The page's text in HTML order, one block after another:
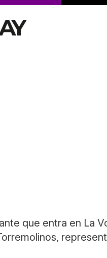
que entra en La